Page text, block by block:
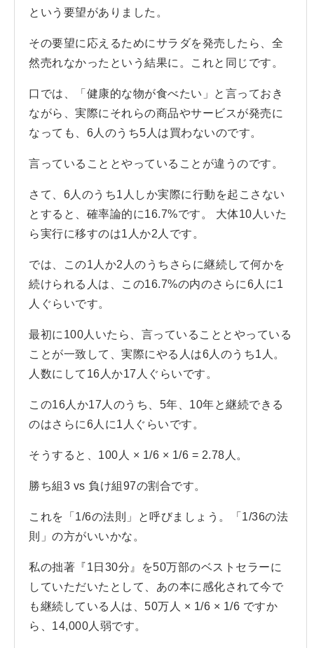
という要望がありました。
その要望に応えるためにサラダを発売したら、全
然売れなかったという結果に。これと同じです。
口では、「健康的な物が食べたい」と言っておき
ながら、実際にそれらの商品やサービスが発売に
なっても、6人のうち5人は買わないのです。
言っていることとやっていることが違うのです。
さて、6人のうち1人しか実際に行動を起こさない
とすると、確率論的に16.7%です。 大体10人いた
ら実行に移すのは1人か2人です。
では、この1人か2人のうちさらに継続して何かを
続けられる人は、この16.7%の内のさらに6人に1
人ぐらいです。
最初に100人いたら、言っていることとやっている
ことが一致して、実際にやる人は6人のうち1人。
人数にして16人か17人ぐらいです。
この16人か17人のうち、5年、10年と継続できる
のはさらに6人に1人ぐらいです。
そうすると、100人 × 1/6 × 1/6 = 2.78人。
勝ち組3 vs 負け組97の割合です。
これを「1/6の法則」と呼びましょう。「1/36の法
則」の方がいいかな。
私の拙著『1日30分』を50万部のベストセラーに
していただいたとして、あの本に感化されて今で
も継続している人は、50万人 × 1/6 × 1/6 ですか
ら、14,000人弱です。